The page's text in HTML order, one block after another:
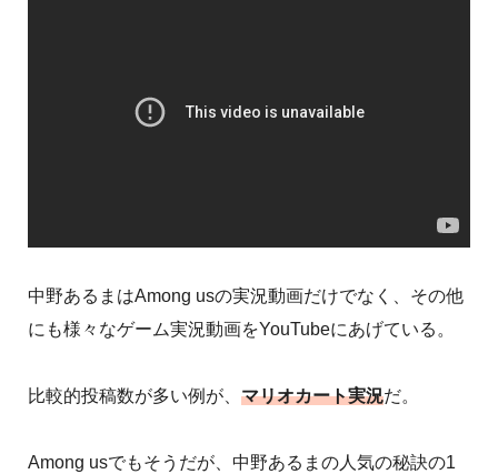
中野あるまはAmong usの実況動画だけでなく、その他
にも様々なゲーム実況動画をYouTubeにあげている。
比較的投稿数が多い例が、 マリオカート実況だ。
Among usでもそうだが、中野あるまの人気の秘訣の1